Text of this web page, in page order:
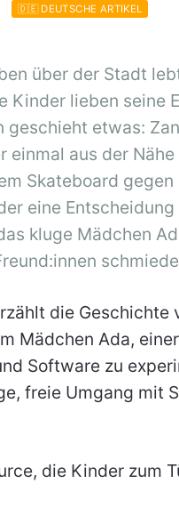
🇩🇪 DEUTSCHE ARTIKEL
über der Stadt
Kinder lieben seine
geschieht etwas:
aus der
Skateboard gegen
eine Entscheidung
kluge Mädchen
die Geschichte
Mädchen Ada,
Software zu
freie Umgang mit
die Kinder zum